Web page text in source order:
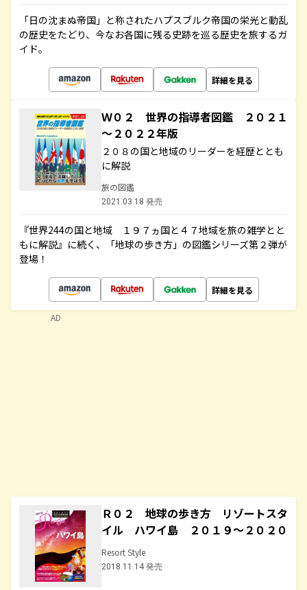
「日の沈まぬ帝国」と称されたハプスブルク帝国の栄光と動乱
の歴史をたどり、今なお各国に残る史跡を巡る歴史を旅するガ
イド。
詳細を見る
Ｗ０２ 世界の指導者図鑑 ２０２１
～２０２２年版
２０８の国と地域のリーダーを経歴ととも
に解説
旅の図鑑
2021.03.18 発売
『世界244の国と地域 １９７ヵ国と４７地域を旅の雑学とと
もに解説』に続く、「地球の歩き方」の図鑑シリーズ第２弾が
登場！
詳細を見る
Ｒ０２ 地球の歩き方 リゾートスタ
イル ハワイ島 ２０１９～２０２０
Resort Style
2018.11.14 発売
AD